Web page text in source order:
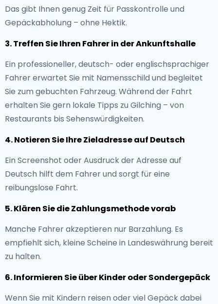
Das gibt Ihnen genug Zeit für Passkontrolle und
Gepäckabholung – ohne Hektik.
3. Treffen Sie Ihren Fahrer in der Ankunftshalle
Ein professioneller, deutsch- oder englischsprachiger
Fahrer erwartet Sie mit Namensschild und begleitet
Sie zum gebuchten Fahrzeug. Während der Fahrt
erhalten Sie gern lokale Tipps zu Gilching – von
Restaurants bis Sehenswürdigkeiten.
4. Notieren Sie Ihre Zieladresse auf Deutsch
Ein Screenshot oder Ausdruck der Adresse auf
Deutsch hilft dem Fahrer und sorgt für eine
reibungslose Fahrt.
5. Klären Sie die Zahlungsmethode vorab
Manche Fahrer akzeptieren nur Barzahlung. Es
empfiehlt sich, kleine Scheine in Landeswährung bereit
zu halten.
6. Informieren Sie über Kinder oder Sondergepäck
Wenn Sie mit Kindern reisen oder viel Gepäck dabei